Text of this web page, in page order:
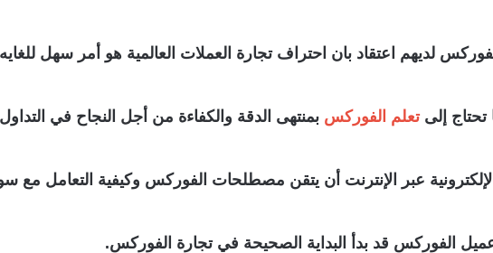
لديهم اعتقاد بان احتراف تجارة العملات العالمية هو أمر سهل
تحتاج إلىتعلم الفوركس بمنتهى الدقة والكفاءة من أجل النجاح في
عبر الإنترنت أن يتقن مصطلحات الفوركس وكيفية التعامل مع
الفوركس قد بدأ البداية الصحيحة في تجارة الفوركس.